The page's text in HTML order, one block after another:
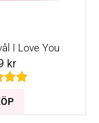
I Love You
kr